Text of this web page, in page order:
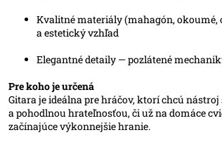
Tmavo modré
Kvalitné materiály (mahagón,
a estetický vzhľad
Elegantné detaily — pozlátené
Pre koho je určená
Gitara je ideálna pre hráčov, ktorí chcú
a pohodlnou hrateľnosťou, či už na domáce
začínajúce výkonnejšie hranie.